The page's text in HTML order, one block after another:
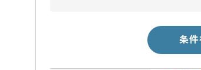
条件